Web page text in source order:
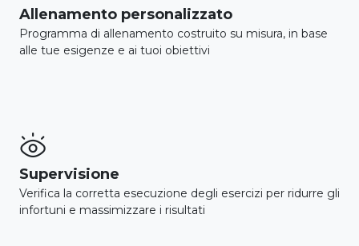
Allenamento personalizzato
Programma di allenamento costruito su misura, in base
alle tue esigenze e ai tuoi obiettivi

Supervisione
Verifica la corretta esecuzione degli esercizi per ridurre gli
infortuni e massimizzare i risultati